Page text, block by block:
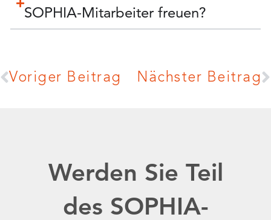
SOPHIA-Mitarbeiter freuen?
Voriger Beitrag Nächster Beitrag
Werden Sie Teil
des SOPHIA-